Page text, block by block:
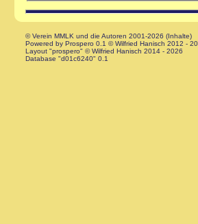
© Verein MMLK und die Autoren 2001-2026 (Inhalte)
Powered by Prospero 0.1 © Wilfried Hanisch 2012 -
Layout "prospero" © Wilfried Hanisch 2014 - 2026
Database "d01c6240" 0.1